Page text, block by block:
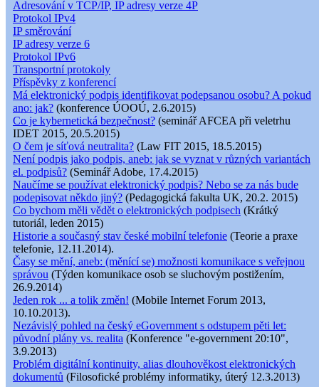
Adresování v TCP/IP, IP adresy verze 4P
Protokol IPv4
IP směrování
IP adresy verze 6
Protokol IPv6
Transportní protokoly
Příspěvky z konferencí
Má elektronický podpis identifikovat podepsanou osobu? A pokud
ano: jak? (konference ÚOOÚ, 2.6.2015)
Co je kybernetická bezpečnost? (seminář AFCEA při veletrhu
IDET 2015, 20.5.2015)
O čem je síťová neutralita? (Law FIT 2015, 18.5.2015)
Není podpis jako podpis, aneb: jak se vyznat v různých variantách
el. podpisů? (Seminář Adobe, 17.4.2015)
Naučíme se používat elektronický podpis? Nebo se za nás bude
podepisovat někdo jiný? (Pedagogická fakulta UK, 20.2. 2015)
Co bychom měli vědět o elektronických podpisech (Krátký
tutoriál, leden 2015)
Historie a současný stav české mobilní telefonie (Teorie a praxe
telefonie, 12.11.2014).
Časy se mění, aneb: (měnící se) možnosti komunikace s veřejnou
správou (Týden komunikace osob se sluchovým postižením,
26.9.2014)
Jeden rok ... a tolik změn! (Mobile Internet Forum 2013,
10.10.2013).
Nezávislý pohled na český eGovernment s odstupem pěti let:
původní plány vs. realita (Konference "e-government 20:10",
3.9.2013)
Problém digitální kontinuity, alias dlouhověkost elektronických
dokumentů (Filosofické problémy informatiky, úterý 12.3.2013)